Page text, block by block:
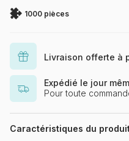
1000 pièces
Livraison offerte à
Expédié le jour
Pour toute
Caractéristiques du